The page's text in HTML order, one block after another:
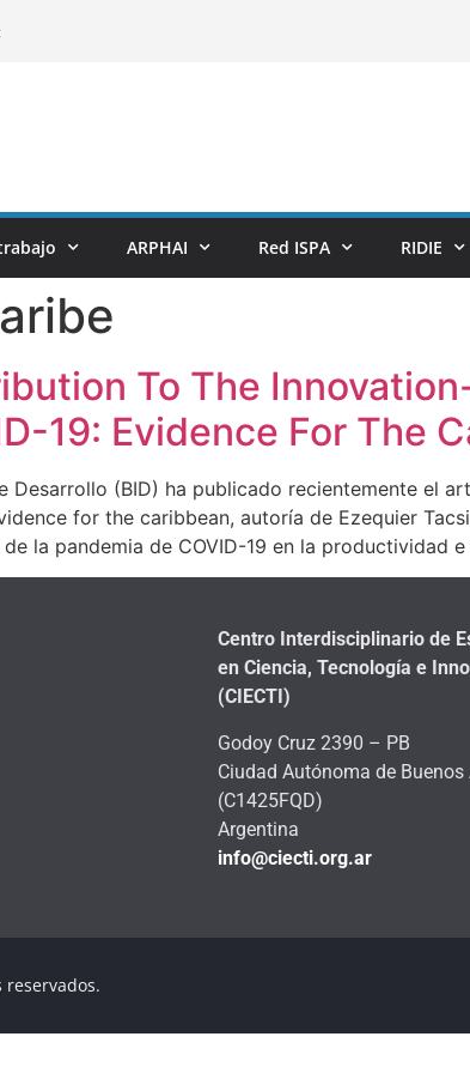
ARPHAI Red ISPA RIDIE
To The
19: Evidence For The
Desarrollo (BID) ha publicado recientemente
for the caribbean, autoría de Ezequier
la pandemia de COVID-19 en la productividad
Centro Interdisciplinario de
en Ciencia, Tecnología e
(CIECTI)
Godoy Cruz 2390 – PB
Ciudad Autónoma de Buenos
(C1425FQD)
Argentina
info@ciecti.org.ar
reservados.